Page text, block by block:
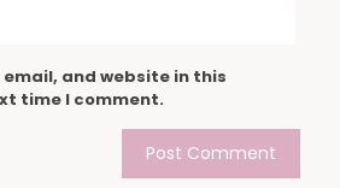
email, and website in this
time I comment.